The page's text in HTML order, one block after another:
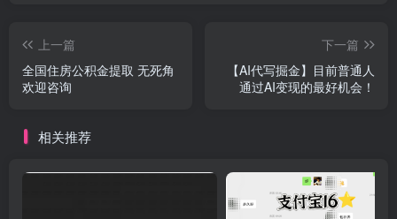
上一篇
全国住房公积金提取 无死角
欢迎咨询
下一篇
【AI代写掘金】目前普通人
通过AI变现的最好机会！
相关推荐